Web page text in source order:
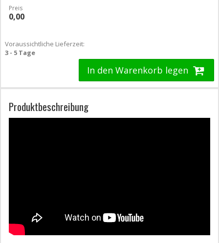
Preis
0,00
Voraussichtliche Lieferzeit:
3 - 5 Tage
In den Warenkorb legen
Produktbeschreibung